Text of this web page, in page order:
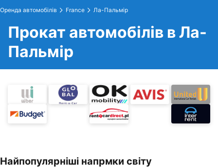
Оренда автомобілів France Ла-Пальмір
Прокат автомобілів в Ла-
Пальмір
Найпопулярніші напрмки світу